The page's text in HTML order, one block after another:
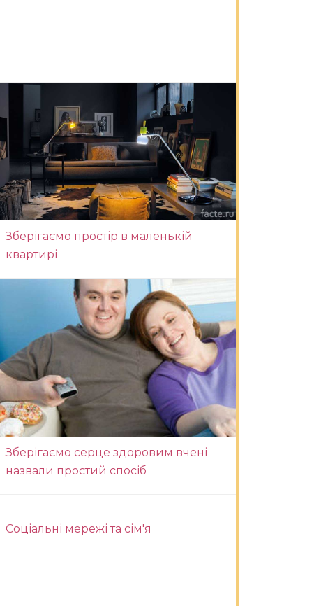
Зберігаємо простір в маленькій
квартирі
Зберігаємо серце здоровим вчені
назвали простий спосіб
Соціальні мережі та сім'я